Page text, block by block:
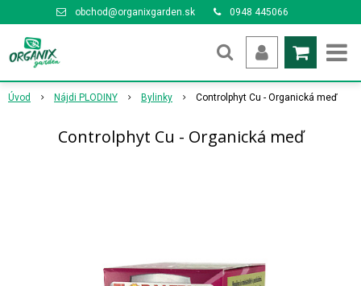
obchod@organixgarden.sk 0948 445066
Úvod Nájdi PLODINY Bylinky Controlphyt Cu - Organická meď
Controlphyt Cu - Organická meď